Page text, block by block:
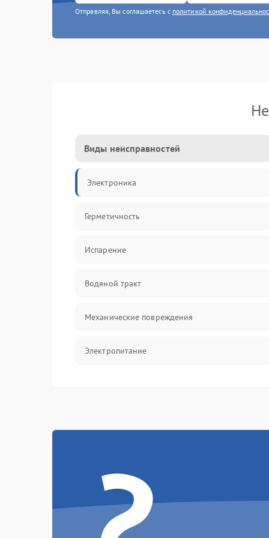
Отправляя, Вы соглашаетесь с политикой
Виды неисправностей
Электроника
Герметичность
Испарение
Водяной тракт
Механические повреждения
Электропитание